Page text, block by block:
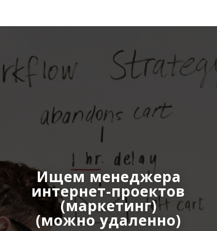
Ищем менеджера
интернет-проектов
(маркетинг)
(можно удаленно)